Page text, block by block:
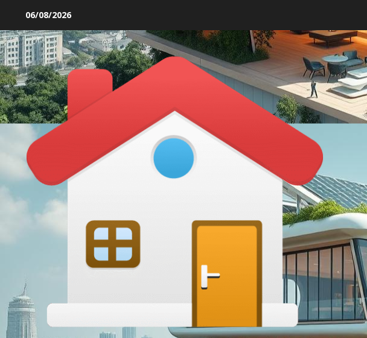
content
06/08/2026